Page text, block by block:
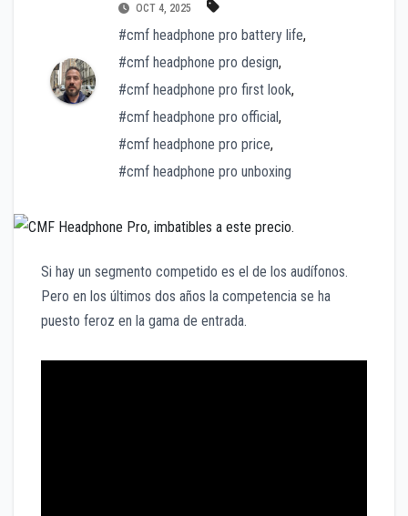
OCT 4, 2025
#cmf headphone pro battery life,
#cmf headphone pro design,
#cmf headphone pro first look,
#cmf headphone pro official,
#cmf headphone pro price,
#cmf headphone pro unboxing
Si hay un segmento competido es el de los audífonos.
Pero en los últimos dos años la competencia se ha
puesto feroz en la gama de entrada.